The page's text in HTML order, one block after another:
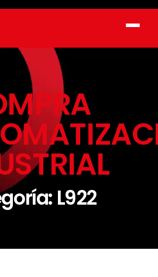
L922